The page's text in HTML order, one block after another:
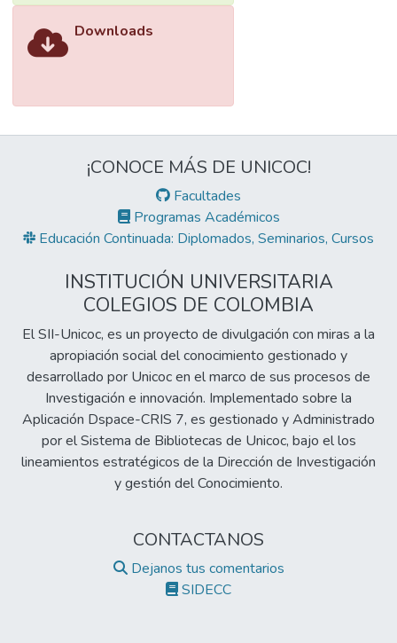
Downloads
¡CONOCE MÁS DE UNICOC!
Facultades
Programas Académicos
Educación Continuada: Diplomados, Seminarios, Cursos
INSTITUCIÓN UNIVERSITARIA
COLEGIOS DE COLOMBIA
El SII-Unicoc, es un proyecto de divulgación con miras a la
apropiación social del conocimiento gestionado y
desarrollado por Unicoc en el marco de sus procesos de
Investigación e innovación. Implementado sobre la
Aplicación Dspace-CRIS 7, es gestionado y Administrado
por el Sistema de Bibliotecas de Unicoc, bajo el los
lineamientos estratégicos de la Dirección de Investigación
y gestión del Conocimiento.
CONTACTANOS
Dejanos tus comentarios
SIDECC